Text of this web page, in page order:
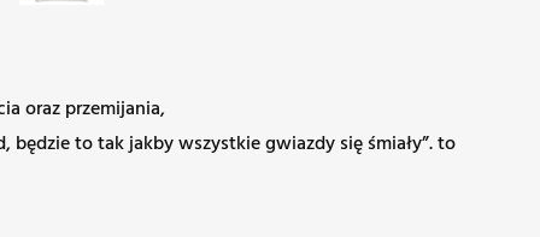
zrozumieć emocje związane z utratą kogoś bliskiego. W
oraz przemijania,
będzie to tak jakby wszystkie gwiazdy się śmiały”. to